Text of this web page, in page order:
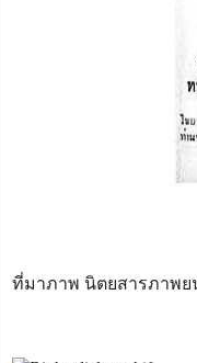
ที่มาภาพ นิตยสารภาพย